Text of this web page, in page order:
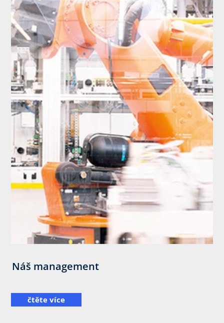
Náš management
čtěte více